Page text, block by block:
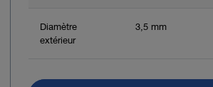
Diamètre
extérieur
3,5 mm